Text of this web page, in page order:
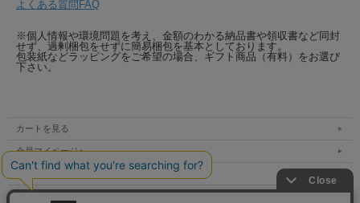
よくある質問FAQ
※個人情報や環境問題を考え、金額のわかる納品書や領収書など同封
せず、過剰梱包をせずに簡易梱包を基本としております。
包装紙などラッピングをご希望の場合、ギフト商品（有料）をお選び
下さい。
カートを見る
会員マイページへ
支払方法 / 送料 / 発送